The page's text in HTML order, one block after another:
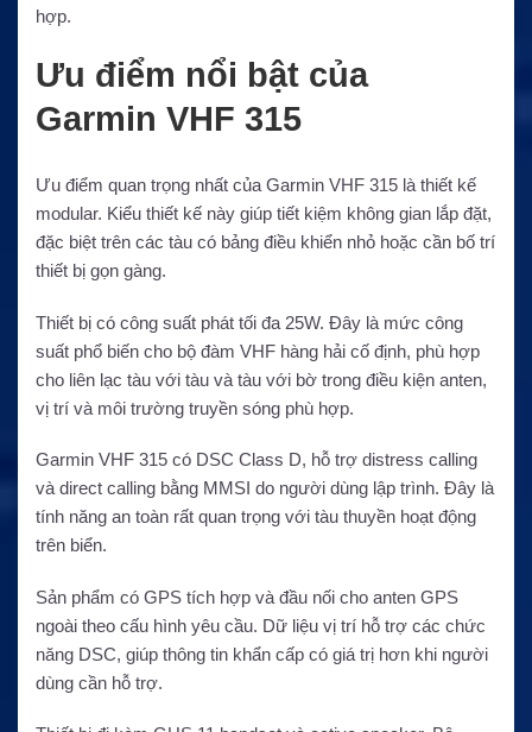
hợp.
Ưu điểm nổi bật của
Garmin VHF 315
Ưu điểm quan trọng nhất của Garmin VHF 315 là thiết kế
modular. Kiểu thiết kế này giúp tiết kiệm không gian lắp đặt,
đặc biệt trên các tàu có bảng điều khiển nhỏ hoặc cần bố trí
thiết bị gọn gàng.
Thiết bị có công suất phát tối đa 25W. Đây là mức công
suất phổ biến cho bộ đàm VHF hàng hải cố định, phù hợp
cho liên lạc tàu với tàu và tàu với bờ trong điều kiện anten,
vị trí và môi trường truyền sóng phù hợp.
Garmin VHF 315 có DSC Class D, hỗ trợ distress calling
và direct calling bằng MMSI do người dùng lập trình. Đây là
tính năng an toàn rất quan trọng với tàu thuyền hoạt động
trên biển.
Sản phẩm có GPS tích hợp và đầu nối cho anten GPS
ngoài theo cấu hình yêu cầu. Dữ liệu vị trí hỗ trợ các chức
năng DSC, giúp thông tin khẩn cấp có giá trị hơn khi người
dùng cần hỗ trợ.